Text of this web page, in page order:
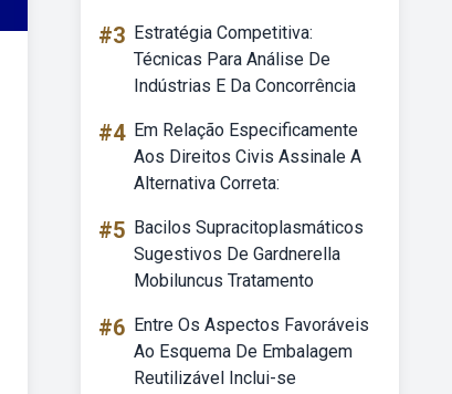
#3 Estratégia Competitiva:
Técnicas Para Análise De
Indústrias E Da Concorrência
#4 Em Relação Especificamente
Aos Direitos Civis Assinale A
Alternativa Correta:
#5 Bacilos Supracitoplasmáticos
Sugestivos De Gardnerella
Mobiluncus Tratamento
#6 Entre Os Aspectos Favoráveis
Ao Esquema De Embalagem
Reutilizável Inclui-se